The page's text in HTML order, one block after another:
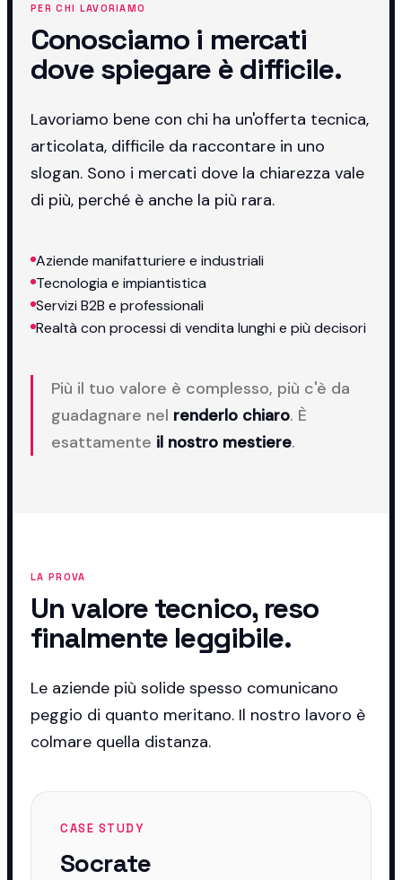
PER CHI LAVORIAMO
Conosciamo i mercati
dove spiegare è difficile.
Lavoriamo bene con chi ha un'offerta tecnica,
articolata, difficile da raccontare in uno
slogan. Sono i mercati dove la chiarezza vale
di più, perché è anche la più rara.
Aziende manifatturiere e industriali
Tecnologia e impiantistica
Servizi B2B e professionali
Realtà con processi di vendita lunghi e più decisori
Più il tuo valore è complesso, più c'è da
guadagnare nel renderlo chiaro. È
esattamente il nostro mestiere.
LA PROVA
Un valore tecnico, reso
finalmente leggibile.
Le aziende più solide spesso comunicano
peggio di quanto meritano. Il nostro lavoro è
colmare quella distanza.
CASE STUDY
Socrate